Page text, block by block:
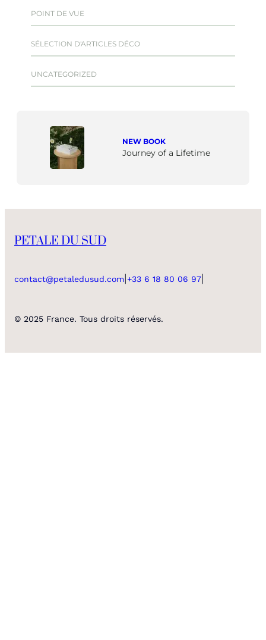
POINT DE VUE
SÉLECTION D'ARTICLES DÉCO
UNCATEGORIZED
NEW BOOK
Journey of a Lifetime
PETALE DU SUD
contact@petaledusud.com +33 6 18 80 06 97
© 2025 France. Tous droits réservés.